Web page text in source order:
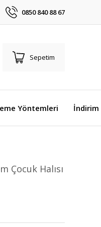
0850 840 88 67
Sepetim
Yöntemleri İndirim
Çocuk Halısı